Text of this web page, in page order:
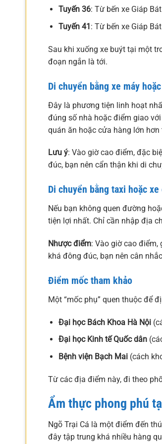
Tuyến 36: Từ bến xe Giáp
Tuyến 41: Từ bến xe Giáp
Sau khi xuống xe buýt tại một
đoạn ngắn là tới.
Di chuyển bằng xe máy
Đây là phương tiện linh hoạt
đúng số nhà hoặc điểm giao
quán ăn hoặc cửa hàng lớn
Lưu ý: Vào giờ cao điểm, đặc
đúc, bạn nên cẩn thận khi di
Di chuyển bằng taxi hoặc
Nếu bạn không quen đường
tiện lợi nhất. Chỉ cần nhập địa
Nhược điểm: Vào giờ cao
khá đông đúc, bạn nên cân
Điểm mốc tham khảo
Một “mốc phụ” quen thuộc để
Đại học Bách Khoa Hà Nội
Đại học Kinh tế Quốc dân
Bệnh viện Bạch Mai(cách
Từ các địa điểm này, đi theo
Ẩm thực phong phú
Ngõ Trại Cá là một điểm đến
đây tập trung khá nhiều hàng